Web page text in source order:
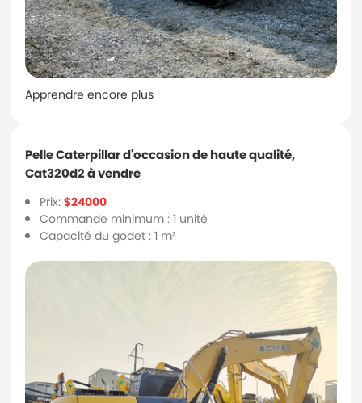
Apprendre encore plus
Pelle Caterpillar d'occasion de haute qualité,
Cat320d2 à vendre
Prix:$24000
Commande minimum : 1 unité
Capacité du godet : 1 m³